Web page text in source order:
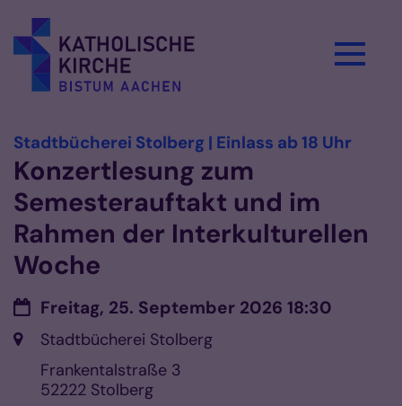
Stadtbücherei Stolberg | Einlass ab 18 Uhr
Konzertlesung zum
Semesterauftakt und im
Rahmen der Interkulturellen
Woche
Datum:
Freitag, 25. September 2026 18:30
Ort: Stadtbücherei Stolberg
Frankentalstraße 3
52222 Stolberg